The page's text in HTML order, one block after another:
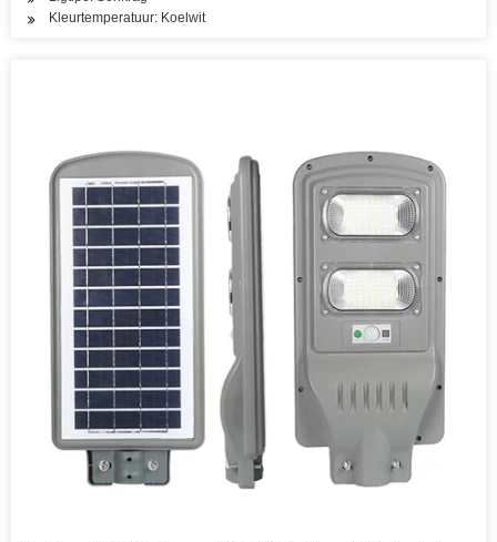
Kleurtemperatuur: Koelwit